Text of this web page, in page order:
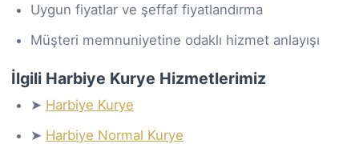
Uygun fiyatlar ve şeffaf fiyatlandırma
Müşteri memnuniyetine odaklı hizmet anlayışı
İlgili Harbiye Kurye Hizmetlerimiz
➤ Harbiye Kurye
➤ Harbiye Normal Kurye